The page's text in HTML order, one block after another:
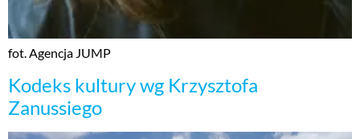
fot. Agencja JUMP
Kodeks kultury wg Krzysztofa
Zanussiego